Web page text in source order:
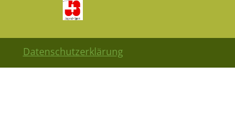
Datenschutzerklärung